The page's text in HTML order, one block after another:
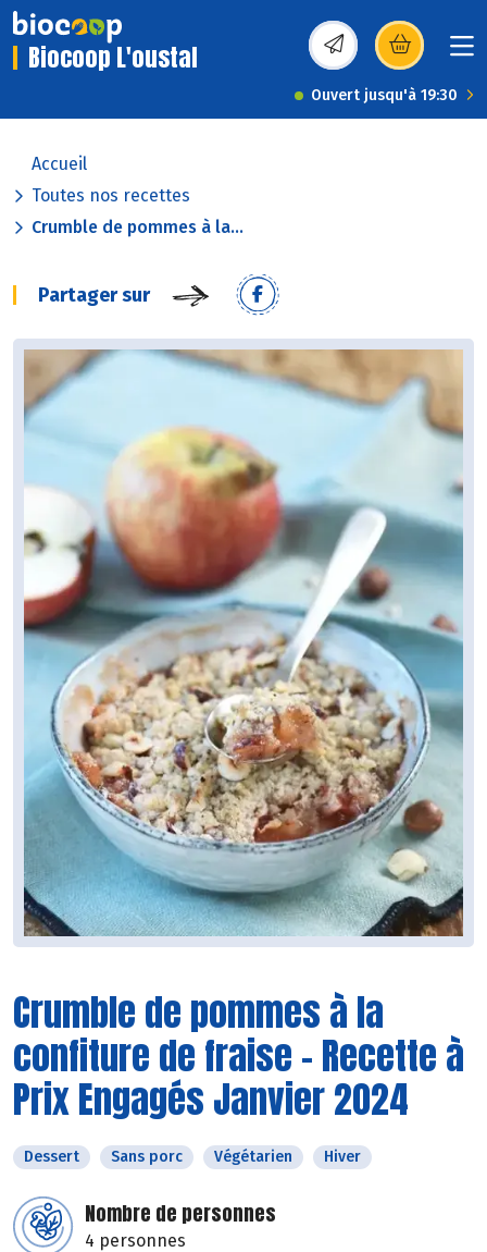
Biocoop L'oustal (s’ouvre dans une
Ouvert jusqu'à 19:30
Accueil
Toutes nos recettes
Crumble de pommes à la...
Partager sur
Crumble de pommes à la
confiture de fraise - Recette à
Prix Engagés Janvier 2024
Dessert Sans porc Végétarien Hiver
Nombre de personnes
4 personnes